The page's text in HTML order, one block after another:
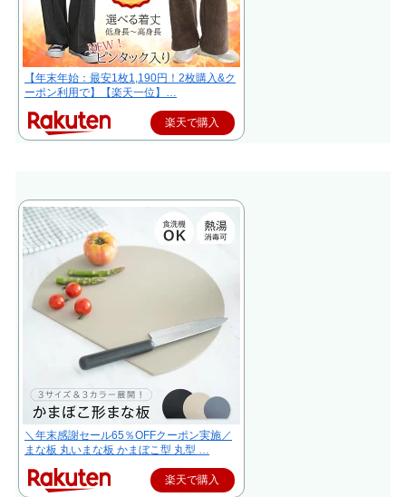
【年末年始：最安1枚1,190円！2枚購入&ク
ーポン利用で】【楽天一位】…
楽天で購入
＼年末感謝セール65％OFFクーポン実施／
まな板 丸いまな板 かまぼこ型 丸型 …
楽天で購入